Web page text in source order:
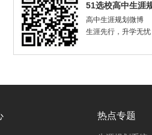
51选校高中生涯
高中生涯规划微博
生涯先行，升学无忧
热点专题